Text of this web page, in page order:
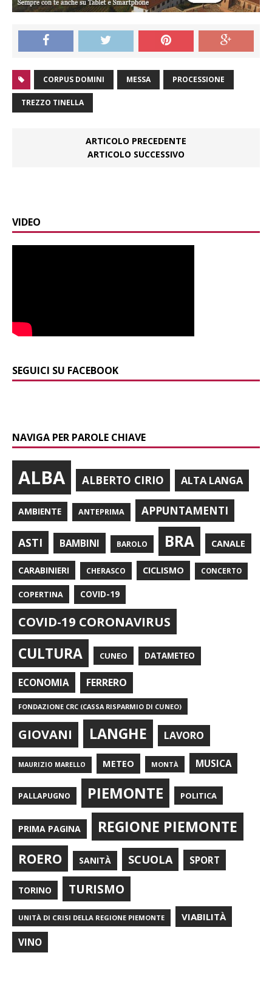
CORPUS DOMINI MESSA PROCESSIONE
TREZZO TINELLA
ARTICOLO PRECEDENTE
ARTICOLO SUCCESSIVO
VIDEO
SEGUICI SU FACEBOOK
NAVIGA PER PAROLE CHIAVE
ALBA ALBERTO CIRIO ALTA LANGA
AMBIENTE ANTEPRIMA APPUNTAMENTI
ASTI BAMBINI BAROLO BRA CANALE
CARABINIERI CHERASCO CICLISMO CONCERTO
COPERTINA COVID-19
COVID-19 CORONAVIRUS
CULTURA CUNEO DATAMETEO
ECONOMIA FERRERO
FONDAZIONE CRC (CASSA RISPARMIO DI CUNEO)
GIOVANI LANGHE LAVORO
MAURIZIO MARELLO METEO MONTÀ MUSICA
PALLAPUGNO PIEMONTE POLITICA
PRIMA PAGINA REGIONE PIEMONTE
ROERO SANITÀ SCUOLA SPORT
TORINO TURISMO
UNITÀ DI CRISI DELLA REGIONE PIEMONTE VIABILITÀ
VINO